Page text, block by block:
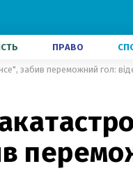
ПРАВО
забив переможний гол: